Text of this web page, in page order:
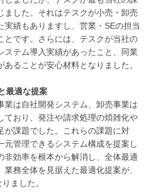
ました。それはテスクが小売・卸売
実績もありますし、営業・SEの担当
とです。さらには、テスクが当社の
ステム導入実績があったこと、同業
ることが安心材料となりました。
最適な提案
業は自社開発システム、卸売事業は
ており、発注や請求処理の煩雑化や
が課題でした。これらの課題に対
元管理できるシステム構成を提案し
非効率を根本から解消し、全体最適
務全体を見据えた最適化提案が、
ました。